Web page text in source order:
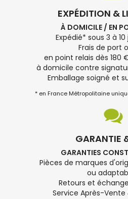
EXPÉDITION &
À DOMICILE / EN
Expédié* sous 3 à
Frais de port
en point relais dès 180
à domicile contre
Emballage soigné et
* en France Métropolitaine
GARANTIE
GARANTIES
Pièces de marques
ou
Retours et
Service Après-Vente